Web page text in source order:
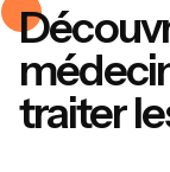
traiter